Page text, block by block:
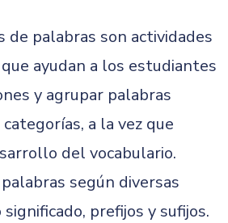
de palabras son actividades
ayudan a los estudiantes
y agrupar palabras
a la vez que
del vocabulario.
según diversas
prefijos y sufijos.